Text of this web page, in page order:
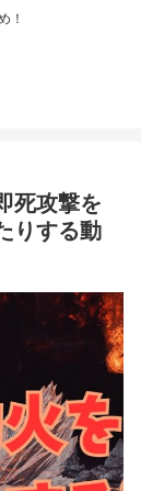
！
死攻撃を
りする動